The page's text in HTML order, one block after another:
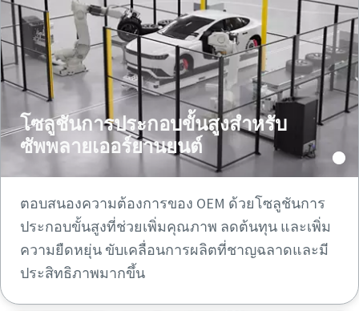
โซลูชันการประกอบขั้นสูงสําหรับ
ซัพพลายเออร์ยานยนต์
ตอบสนองความต้องการของ OEM ด้วยโซลูชันการ
ประกอบขั้นสูงที่ช่วยเพิ่มคุณภาพ ลดต้นทุน และเพิ่ม
ความยืดหยุ่น ขับเคลื่อนการผลิตที่ชาญฉลาดและมี
ประสิทธิภาพมากขึ้น